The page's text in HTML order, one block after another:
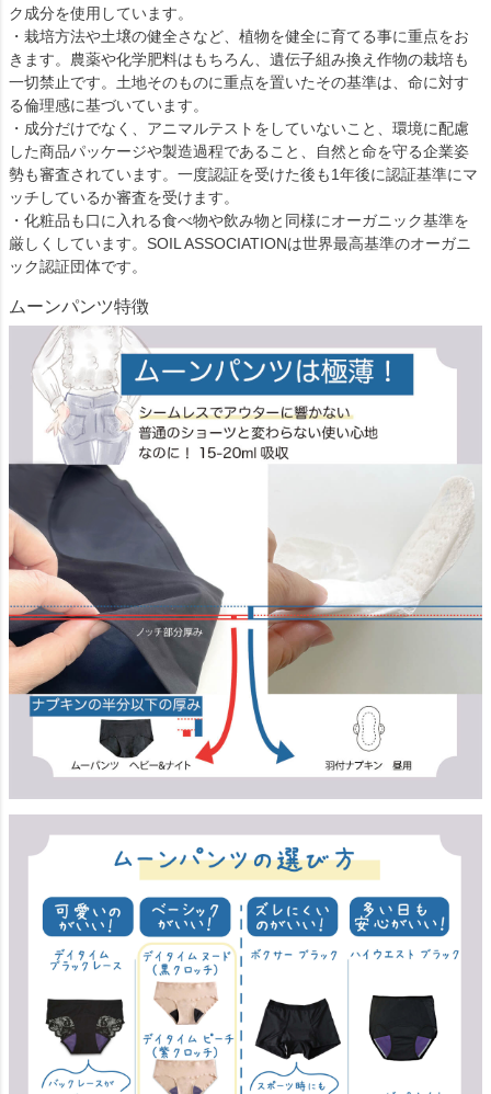
ク成分を使用しています。
・栽培方法や土壌の健全さなど、植物を健全に育てる事に重点をお
きます。農薬や化学肥料はもちろん、遺伝子組み換え作物の栽培も
一切禁止です。土地そのものに重点を置いたその基準は、命に対す
る倫理感に基づいています。
・成分だけでなく、アニマルテストをしていないこと、環境に配慮
した商品パッケージや製造過程であること、自然と命を守る企業姿
勢も審査されています。一度認証を受けた後も1年後に認証基準にマ
ッチしているか審査を受けます。
・化粧品も口に入れる食べ物や飲み物と同様にオーガニック基準を
厳しくしています。SOIL ASSOCIATIONは世界最高基準のオーガニ
ック認証団体です。
ムーンパンツ特徴